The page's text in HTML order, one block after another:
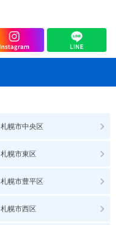
札幌市中央区
札幌市東区
札幌市豊平区
札幌市西区